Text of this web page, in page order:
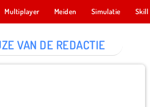
Multiplayer Meiden Simulatie Skill
VAN DE REDACTIE